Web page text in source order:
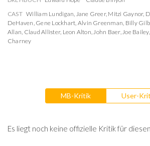
CAST William Lundigan, Jane Greer, Mitzi Gaynor,
DeHaven, Gene Lockhart, Alvin Greenman, Billy
Allan, Claud Allister, Leon Alton,John Baer,Joe Bailey,
Charney
MB-Kritik User-
Es liegt noch keine offizielle Kritik für